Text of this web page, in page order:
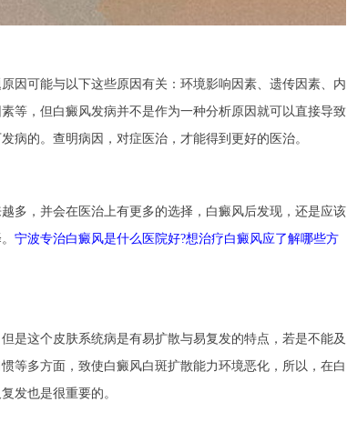
可能与以下这些原因有关：环境影响因素、遗传因素、内
等，但白癜风发病并不是作为一种分析原因就可以直接导致
病的。查明病因，对症医治，才能得到更好的医治。
，并会在医治上有更多的选择，白癜风后发现，还是应该
宁波专治白癜风是什么医院好?想治疗白癜风应了解哪些方
这个皮肤系统病是有易扩散与易复发的特点，若是不能及
等多方面，致使白癜风白斑扩散能力环境恶化，所以，在白
发也是很重要的。